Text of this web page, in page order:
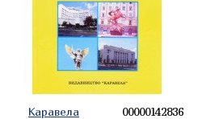
Каравела 00000142836